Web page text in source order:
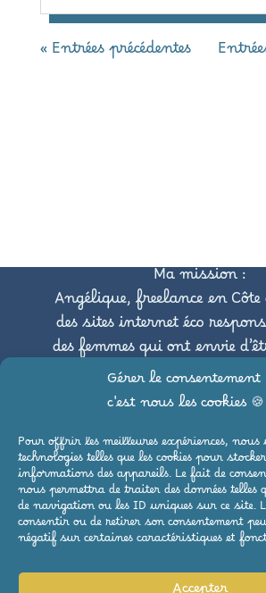
Gérer le consentement
c'est nous les cookies 🍪
Pour offrir les meilleures expériences, nous
technologies telles que les cookies pour
informations des appareils. Le fait de
nous permettra de traiter des données telles
de navigation ou les ID uniques sur ce site.
consentir ou de retirer son consentement
négatif sur certaines caractéristiques et
« Entrées précédentes
Ma mission :
Angélique, freelance en Côte
des sites internet éco
des femmes qui ont envie
avant tout en
l’environnement.
Pour suivre mes
c’est par ici :